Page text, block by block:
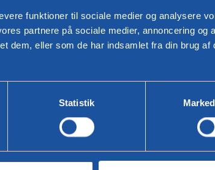
funktioner til sociale medier og analysere
partnere på sociale medier, annoncering og
dem, eller som de har indsamlet fra din brug af
Statistik